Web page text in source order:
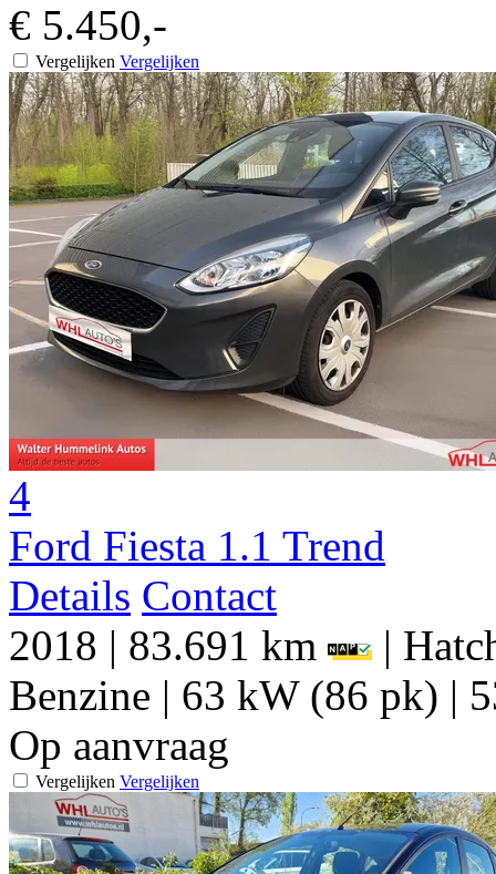
€ 5.450,-
Vergelijken Vergelijken
4
Ford Fiesta 1.1 Trend
Details Contact
2018 | 83.691 km |
Benzine | 63 kW (86 pk) |
Op aanvraag
Vergelijken Vergelijken